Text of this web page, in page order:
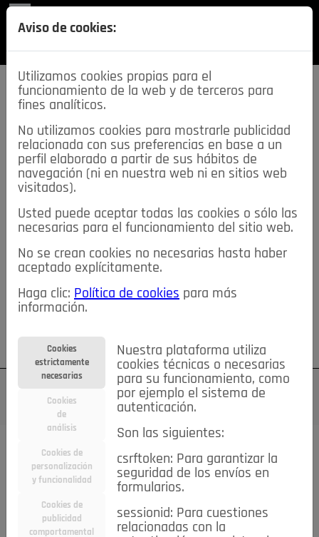
SECCIONES
descarga esta
REVISTA
≡NOTICIAS
NOTICIAS SERVICIOS DE INTERÉS
TABLÓN DE ANUNCIOS MIS ANUNCIOS CONTACTO
NOSOTROS
Su cuenta Regístrese ¿Olvidó su contraseña?
TODAS Deporte Bicicletas Deportes y Ocio
Electrodomésticos
Niños y Bebés Inmobiliaria Construcción y Reformas
Aviso de cookies:
Utilizamos cookies propias para el
funcionamiento de la web y de terceros para
fines analíticos.
No utilizamos cookies para mostrarle publicidad
relacionada con sus preferencias en base a un
perfil elaborado a partir de sus hábitos de
navegación (ni en nuestra web ni en sitios web
visitados).
Usted puede aceptar todas las cookies o sólo las
necesarias para el funcionamiento del sitio web.
No se crean cookies no necesarias hasta haber
aceptado explícitamente.
Haga clic: Política de cookies para más
información.
Cookies
estrictamente
necesarias
Cookies
de
análisis
Cookies de
personalización
y funcionalidad
Cookies de
publicidad
comportamental
Nuestra plataforma utiliza
cookies técnicas o necesarias
para su funcionamiento, como
por ejemplo el sistema de
autenticación.
Son las siguientes:
csrftoken: Para garantizar la
seguridad de los envíos en
formularios.
sessionid: Para cuestiones
relacionadas con la